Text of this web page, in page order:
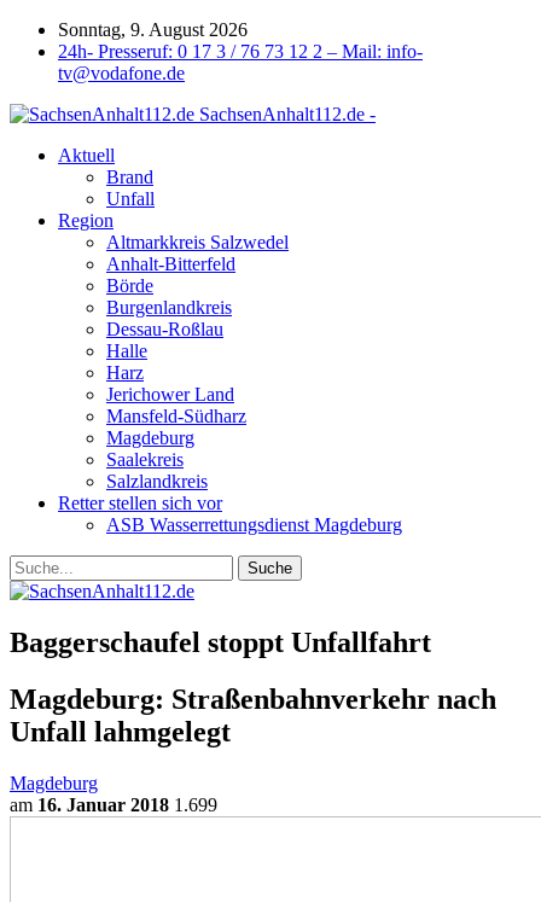
Sonntag, 9. August 2026
24h- Presseruf: 0 17 3 / 76 73 12 2 – Mail: info-
tv@vodafone.de
SachsenAnhalt112.de -
Aktuell
Brand
Unfall
Region
Altmarkkreis Salzwedel
Anhalt-Bitterfeld
Börde
Burgenlandkreis
Dessau-Roßlau
Halle
Harz
Jerichower Land
Mansfeld-Südharz
Magdeburg
Saalekreis
Salzlandkreis
Retter stellen sich vor
ASB Wasserrettungsdienst Magdeburg
Baggerschaufel stoppt Unfallfahrt
Magdeburg: Straßenbahnverkehr nach
Unfall lahmgelegt
Magdeburg
am 16. Januar 2018 1.699